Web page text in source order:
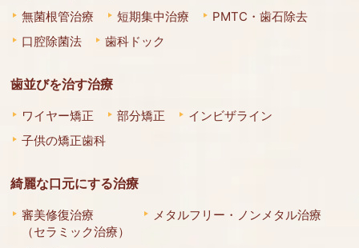
無菌根管治療
短期集中治療
PMTC・歯石除去
口腔除菌法
歯科ドック
歯並びを治す治療
ワイヤー矯正 部分矯正
インビザライン
子供の矯正歯科
綺麗な口元にする治療
審美修復治療
（セラミック治療）
メタルフリー・ノンメタル治療